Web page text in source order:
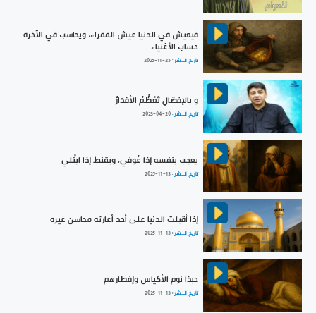
فيعيش في الدنيا عيش الفقراء، ويحاسب في الآخرة
حساب الأغنياء
تاريخ النشر :2025-11-25
و بالإفضَالِ تَعْظُمُ الأقدَارُ
تاريخ النشر :2023-04-20
يعجب بنفسه إذا عُوفي، ويقنط إذا ابتُلي
تاريخ النشر :2025-11-13
إذا أقبلت الدنيا على أحد أعارته محاسن غيره
تاريخ النشر :2025-11-13
حبذا نوم الأكياس وإفطارهم
تاريخ النشر :2025-11-13